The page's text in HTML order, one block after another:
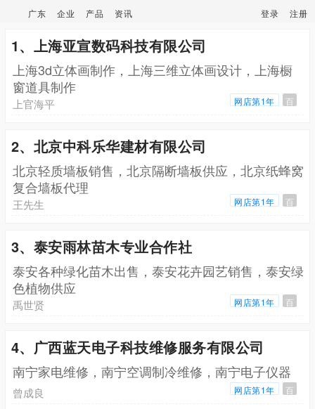
广东 企业 产品 资讯 登录 注册
1、上海亚宣数码科技有限公司
上海3d立体画制作，上海三维立体画设计，上海橱
窗道具制作
上官海平 网店第1年 百
2、北京中科乐华建材有限公司
北京轻质墙板销售，北京隔断墙板供应，北京纸蜂窝
复合墙板代理
王先生 网店第1年 百
3、泰安雨林苗木专业合作社
泰安各种绿化苗木出售，泰安花卉园艺销售，泰安绿
色植物供应
禹世贤 网店第1年 百
4、广西蓝天电子科技维修服务有限公司
南宁家电维修，南宁空调制冷维修，南宁电子仪器
曾成良 网店第1年 百